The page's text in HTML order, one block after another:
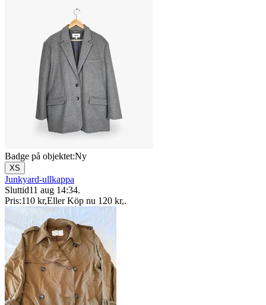
Badge på objektet:Ny
XS
Junkyard-ullkappa
Sluttid11 aug 14:34.
Pris:110 kr,Eller Köp nu 120 kr,.